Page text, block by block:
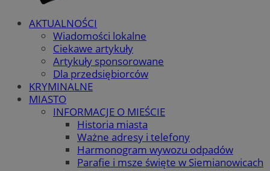
AKTUALNOŚCI
Wiadomości lokalne
Ciekawe artykuły
Artykuły sponsorowane
Dla przedsiębiorców
KRYMINALNE
MIASTO
INFORMACJE O MIEŚCIE
Historia miasta
Ważne adresy i telefony
Harmonogram wywozu odpadów
Parafie i msze święte w Siemianowicach